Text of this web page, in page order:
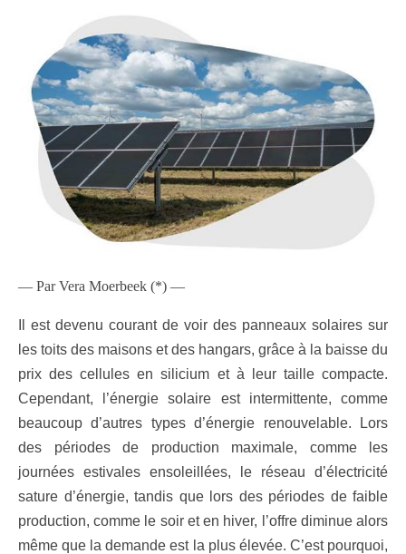
— Par Vera Moerbeek (*) —
Il est devenu courant de voir des panneaux solaires sur
les toits des maisons et des hangars, grâce à la baisse du
prix des cellules en silicium et à leur taille compacte.
Cependant, l’énergie solaire est intermittente, comme
beaucoup d’autres types d’énergie renouvelable. Lors
des périodes de production maximale, comme les
journées estivales ensoleillées, le réseau d’électricité
sature d’énergie, tandis que lors des périodes de faible
production, comme le soir et en hiver, l’offre diminue alors
même que la demande est la plus élevée. C’est pourquoi,